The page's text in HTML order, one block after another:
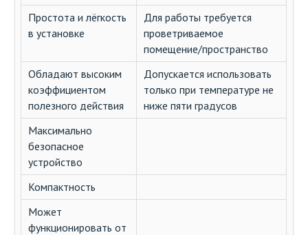
Простота и лёгкость
в установке
Для работы требуется
проветриваемое
помещение/пространство
Обладают высоким
коэффициентом
полезного действия
Допускается использовать
только при температуре не
ниже пяти градусов
Максимально
безопасное
устройство
Компактность
Может
функционировать от